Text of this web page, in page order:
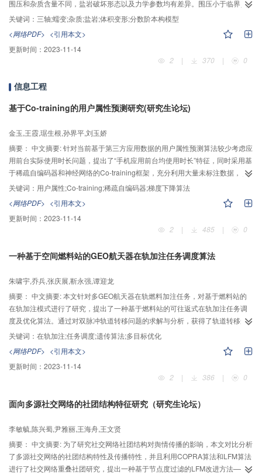
围压和杂质含量不同，盐岩破坏形态以及力学参数均有差异。围压小于临界围
压，盐岩呈剪切破坏，围压大于临界围压，盐岩呈大变形鼓状破坏；围压和杂
质含量一定，岩盐稳态速率随偏应力增加呈指数增长；偏应力和杂质含量一
定，蠕变速率随围压增大而降低，长期强度有所增大；偏应力和围压一定，低
杂质(ω=2.1%)盐岩稳态蠕变速率高于高杂质(ω=46.8%)盐岩。体积变形经历了
压密期-平静期-扩容期三个阶段，高杂质盐岩体积应变低于低杂质盐岩。将不溶
耦合杂质的盐岩分数阶非定常蠕变模型，将理论模型与试验数据对比分析证实
了该模型的合理性。
关键词： 三轴;蠕变;杂质;盐岩;体积变形;分数阶本构模型
<网络PDF> <引用本文>
更新时间： 2023-11-14
2
| 370 | 0
信息工程
基于Co-training的用户属性预测研究(研究生论坛)
金玉,王霞,琚生根,孙界平,刘玉娇
摘要： 中文摘要: 针对当前基于第三方应用数据的用户属性预测算法较少考虑应
用前台实际使用时长问题，提出了“手机应用前台均使用时长”特征，同时采用基
于稀疏自编码器和神经网络的Co-training框架，充分利用大量未标注数据，从
应用类别和前台均使用时长两个角度进行属性预测。实验进行时，首先使用未
标注数据对网络进行初始化，然后采用基于准确率的梯度下降算法对参数进行
更新。实验结果表明，本文算法提高了用户属性预测准确率。
关键词： 用户属性;Co-training;稀疏自编码器;梯度下降算法
<网络PDF> <引用本文>
更新时间： 2023-11-14
2
| 485 | 0
一种基于空间燃料站的GEO航天器在轨加注任务调度算法
朱啸宇,乔兵,张庆展,靳永强,谭迎龙
摘要： 中文摘要: 本文针对多GEO航天器在轨燃料加注任务，对基于燃料站的
在轨加注模式进行了研究，提出了一种基于燃料站的可往返式在轨加注任务调
度及优化算法。通过对双脉冲轨道转移问题的求解与分析，获得了轨道转移速
度增量和转移时间之间的关系，在此基础上提炼出了基于燃料站的多GEO航天
器在轨加注任务调度模型，并根据调度模型的变量和约束关系，建立了考虑在
轨加注作业顺序和作业时间分配优化的多GEO航天器在轨加注任务多目标优化
模型，并采用遗传算法对加注任务调度及其多目标优化问题的求解方法进行了
研究。为了验证算法的有效性，以为20颗GEO圆轨道目标航天器的在轨加注任
关键词： 在轨加注;任务调度;遗传算法;多目标优化
<网络PDF> <引用本文>
更新时间： 2023-11-14
2
| 386 | 0
面向多源社交网络的社团结构特征研究（研究生论坛）
李敏毓,陈兴蜀,尹雅丽,王海舟,王文贤
摘要： 中文摘要: 为了研究社交网络社团结构对舆情传播的影响，本文对比分析
了多源社交网络的社团结构特性及传播特性，并且利用COPRA算法和LFM算法
进行了社交网络重叠社团研究，提出一种基于节点度过滤的LFM改进方法——